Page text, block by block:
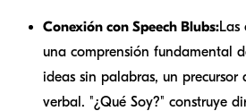
Conexión con Speech Blubs:Las
una comprensión fundamental
ideas sin palabras, un precursor
verbal. "¿Qué Soy?" construye